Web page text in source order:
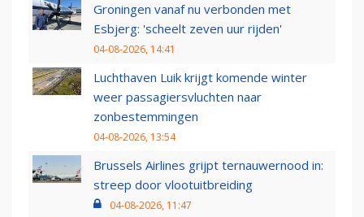
Groningen vanaf nu verbonden met
Esbjerg: 'scheelt zeven uur rijden'
04-08-2026, 14:41
Luchthaven Luik krijgt komende winter
weer passagiersvluchten naar
zonbestemmingen
04-08-2026, 13:54
Brussels Airlines grijpt ternauwernood in:
streep door vlootuitbreiding
04-08-2026, 11:47